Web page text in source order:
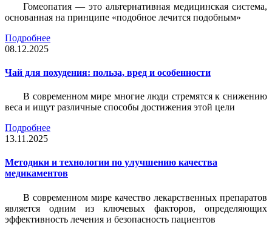
Гомеопатия — это альтернативная медицинская система,
основанная на принципе «подобное лечится подобным»
Подробнее
08.12.2025
Чай для похудения: польза, вред и особенности
В современном мире многие люди стремятся к снижению
веса и ищут различные способы достижения этой цели
Подробнее
13.11.2025
Методики и технологии по улучшению качества
медикаментов
В современном мире качество лекарственных препаратов
является одним из ключевых факторов, определяющих
эффективность лечения и безопасность пациентов